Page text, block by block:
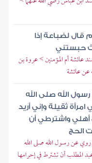
قال لضباعة إذا
حبستني
عائشة أم المؤمنين > عروة بن
عن عائشة
الله صلى الله
ثقيلة وإني أريد
أهلي واشترطي أن
الحج
عن رسول الله صلى الله
المطلب أن تشترط في إحرامها